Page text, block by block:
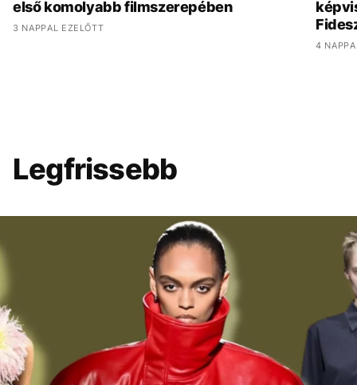
első komolyabb filmszerepében
3 NAPPAL EZELŐTT
4
Legfrissebb